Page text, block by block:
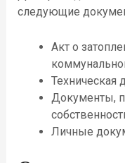
следующие
Акт о
Техническая
Документы,
Личные